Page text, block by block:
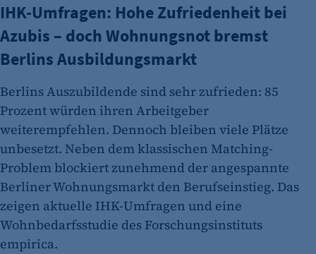
IHK-Umfragen: Hohe Zufriedenheit bei
Azubis – doch Wohnungsnot bremst
Berlins Ausbildungsmarkt
Berlins Auszubildende sind sehr zufrieden: 85
Prozent würden ihren Arbeitgeber
weiterempfehlen. Dennoch bleiben viele Plätze
unbesetzt. Neben dem klassischen Matching-
Problem blockiert zunehmend der angespannte
Berliner Wohnungsmarkt den Berufseinstieg. Das
zeigen aktuelle IHK-Umfragen und eine
Wohnbedarfsstudie des Forschungsinstituts
empirica.